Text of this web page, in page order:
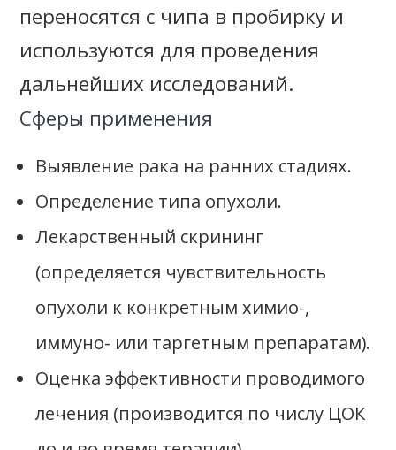
переносятся с чипа в пробирку и
используются для проведения
дальнейших исследований.
Сферы применения
Выявление рака на ранних стадиях.
Определение типа опухоли.
Лекарственный скрининг
(определяется чувствительность
опухоли к конкретным химио-,
иммуно- или таргетным препаратам).
Оценка эффективности проводимого
лечения (производится по числу ЦОК